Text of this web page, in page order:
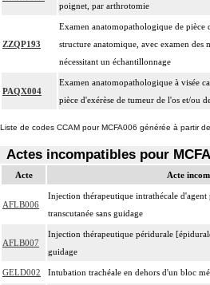
poignet, par arthrotomie
ZZQP193
Examen anatomopathologique de pièce
structure anatomique, avec examen des
nécessitant un échantillonnage
PAQX004
Examen anatomopathologique à visée
pièce d'exérèse de tumeur de l'os et/ou
Liste de codes CCAM pour MCFA006 générée à partir
Actes incompatibles pour
Acte Acte
AFLB006
Injection thérapeutique intrathécale
transcutanée sans guidage
AFLB007
Injection thérapeutique péridurale
guidage
GELD002 Intubation trachéale en dehors d'un bloc